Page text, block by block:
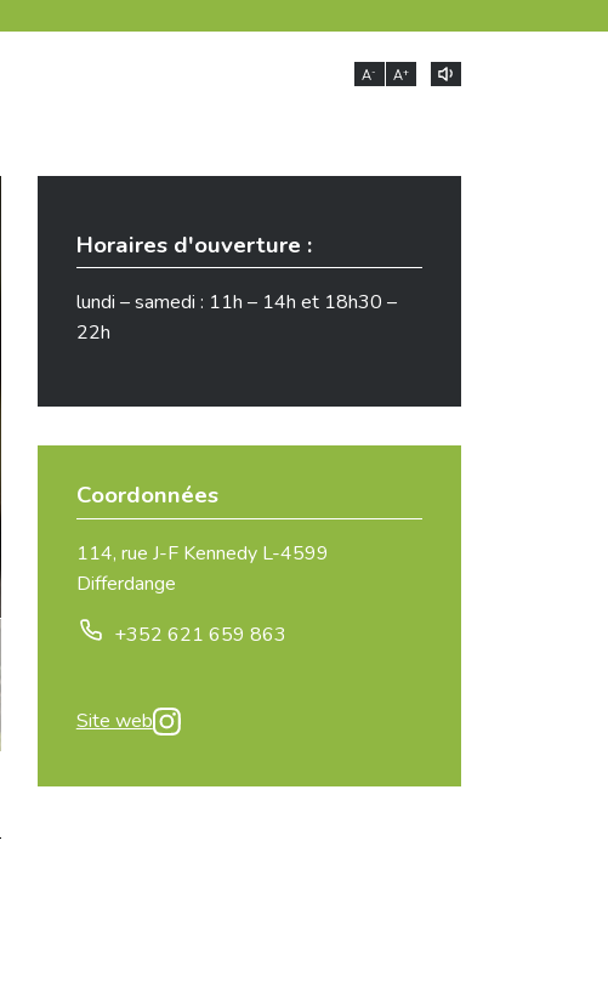
A- A+
Horaires d'ouverture :
lundi – samedi : 11h – 14h et 18h30 –
22h
Coordonnées
114, rue J-F Kennedy L-4599
Differdange
+352 621 659 863
Site web